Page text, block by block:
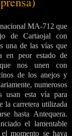
MA-712 que
de Cartaojal con
una de las vías que
en peor estado de
nos unen con
de los anejos y
numerosos
usan esta vía para
la carretera utilizada
hasta Antequera.
el lamentable
momento se haya